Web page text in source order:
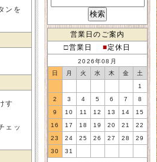
ンを
す
ェッ
営業日のご案内
□営業日 ■定休日
2026年08月
日
月 火 水 木 金
土
1
2
3 4 5 6 7
8
9
10 11 12 13 14
15
16
17 18 19 20 21
22
23
24 25 26 27 28
29
30
31